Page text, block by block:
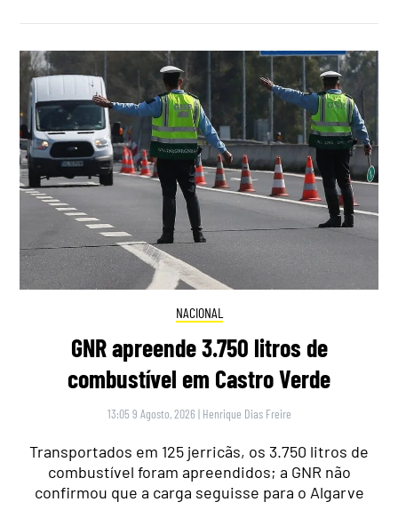
NACIONAL
GNR apreende 3.750 litros de
combustível em Castro Verde
13:05 9 Agosto, 2026 | Henrique Dias Freire
Transportados em 125 jerricãs, os 3.750 litros de
combustível foram apreendidos; a GNR não
confirmou que a carga seguisse para o Algarve